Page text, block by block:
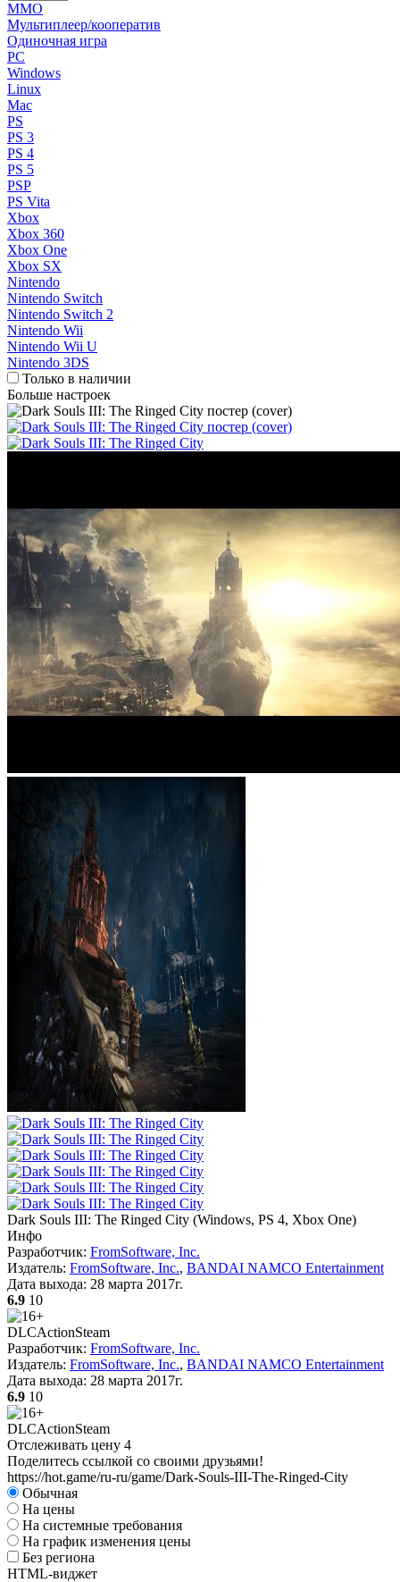
MMO
Мультиплеер/кооператив
Одиночная игра
PC
Windows
Linux
Mac
PS
PS 3
PS 4
PS 5
PSP
PS Vita
Xbox
Xbox 360
Xbox One
Xbox SX
Nintendo
Nintendo Switch
Nintendo Switch 2
Nintendo Wii
Nintendo Wii U
Nintendo 3DS
Только в наличии
Больше настроек
Dark Souls III: The Ringed City (Windows, PS 4, Xbox One)
Инфо
Разработчик: FromSoftware, Inc.
Издатель: FromSoftware, Inc., BANDAI NAMCO Entertainment
Дата выхода: 28 марта 2017г.
6.9 10
DLCActionSteam
Разработчик: FromSoftware, Inc.
Издатель: FromSoftware, Inc., BANDAI NAMCO Entertainment
Дата выхода: 28 марта 2017г.
6.9 10
DLCActionSteam
Отслеживать цену 4
Поделитесь ссылкой со своими друзьями!
https://hot.game/ru-ru/game/Dark-Souls-III-The-Ringed-City
Обычная
На цены
На системные требования
На график изменения цены
Без региона
HTML-виджет